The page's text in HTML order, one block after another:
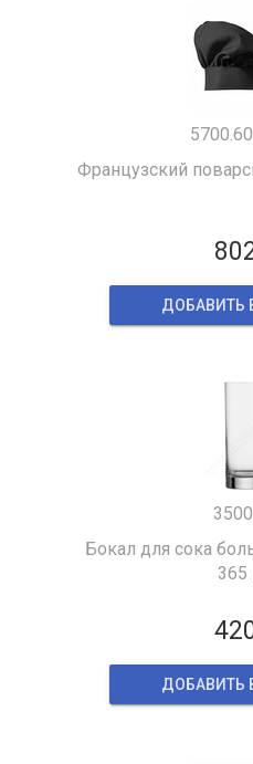
Французский
ДОБАВИТЬ
Бокал для сока
365
ДОБАВИТЬ